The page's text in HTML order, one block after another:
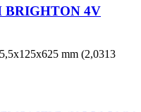
BRIGHTON 4V
mm (2,0313